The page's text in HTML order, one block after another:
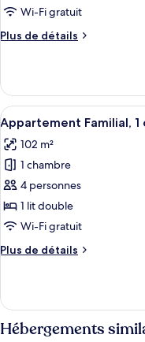
type
chambre :
2
chambres
Wi-Fi gratuit
Plus de détails
Plus
le
type
de
chambre
Appartement
Premium,
chambres
Afficher
toutes
les
photos
pour
ce
type
chambre :
chambre
6
Appartement Familial, 1
102 m²
1 chambre
4 personnes
1 lit double
Wi-Fi gratuit
Plus de détails
Plus
le
type
de
Hébergements